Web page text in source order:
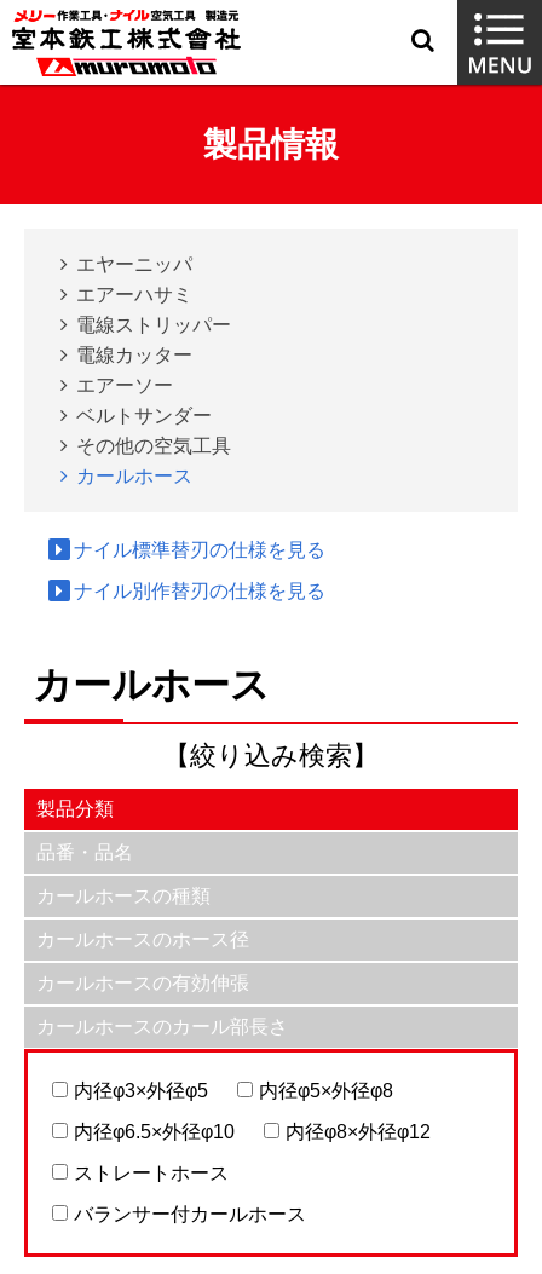
製品情報
エヤーニッパ
エアーハサミ
電線ストリッパー
電線カッター
エアーソー
ベルトサンダー
その他の空気工具
カールホース
ナイル標準替刃の仕様を見る
ナイル別作替刃の仕様を見る
カールホース
【絞り込み検索】
製品分類
品番・品名
カールホースの種類
カールホースのホース径
カールホースの有効伸張
カールホースのカール部長さ
内径φ3×外径φ5
内径φ5×外径φ8
内径φ6.5×外径φ10
内径φ8×外径φ12
ストレートホース
バランサー付カールホース